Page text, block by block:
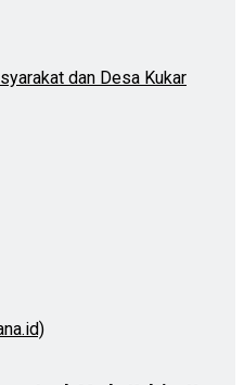
dan Desa Kukar